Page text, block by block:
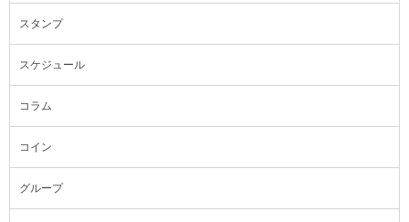
スタンプ
スケジュール
コラム
コイン
グループ